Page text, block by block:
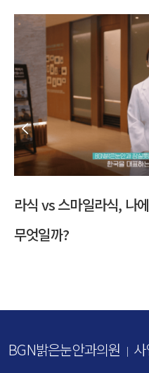
다초점 수술 고민된다면?
BGN밝은눈안과의원 ｜